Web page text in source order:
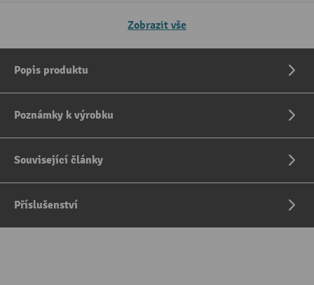
Zobrazit vše
Popis produktu
Poznámky k výrobku
Související články
Příslušenství